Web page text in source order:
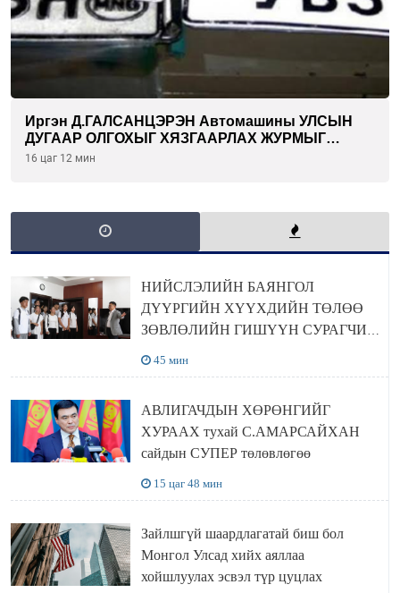
Иргэн Д.ГАЛСАНЦЭРЭН Автомашины УЛСЫН
ДУГААР ОЛГОХЫГ ХЯЗГААРЛАХ ЖУРМЫГ
ЦУЦЛУУЛАХ санал гаргажээ
16 цаг 12 мин
НИЙСЛЭЛИЙН БАЯНГОЛ
ДҮҮРГИЙН ХҮҮХДИЙН ТӨЛӨӨ
ЗӨВЛӨЛИЙН ГИШҮҮН СУРАГЧИД
45 мин
АВЛИГАЧДЫН ХӨРӨНГИЙГ
ХУРААХ тухай С.АМАРСАЙХАН
сайдын СУПЕР төлөвлөгөө
15 цаг 48 мин
Зайлшгүй шаардлагатай биш бол
Монгол Улсад хийх аяллаа
хойшлуулах эсвэл түр цуцлах